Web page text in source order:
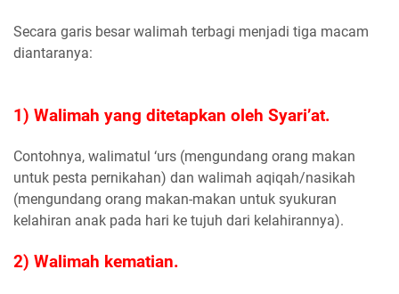
Secara garis besar walimah terbagi menjadi tiga macam
diantaranya:
1) Walimah yang ditetapkan oleh Syari’at.
Contohnya, walimatul ‘urs (mengundang orang makan
untuk pesta pernikahan) dan walimah aqiqah/nasikah
(mengundang orang makan-makan untuk syukuran
kelahiran anak pada hari ke tujuh dari kelahirannya).
2) Walimah kematian.